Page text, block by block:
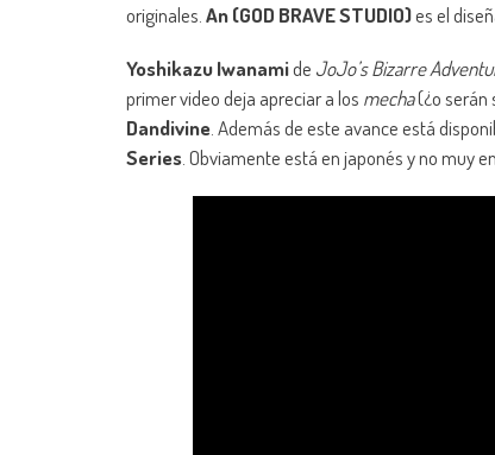
originales.An (GOD BRAVE STUDIO)es el
Yoshikazu Iwanamide JoJo’s Bizarre
primer video deja apreciar a los mecha(¿o serán
Dandivine. Además de este avance está
Series. Obviamente está en japonés y no muy